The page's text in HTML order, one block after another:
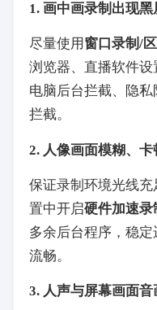
1. 画中画录制出现
尽量使用 窗口录制/
浏览器、直播软件
电脑后台拦截、隐
拦截。
2. 人像画面模糊、卡
保证录制环境光线
置中开启硬件加速录
多余后台程序，稳
流畅。
3. 人声与屏幕画面音